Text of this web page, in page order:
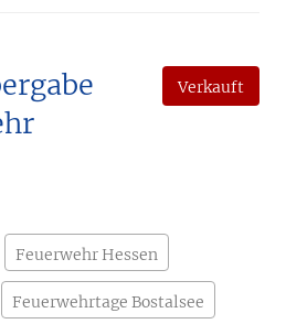
Verkauft
Feuerwehr Hessen
Feuerwehrtage Bostalsee